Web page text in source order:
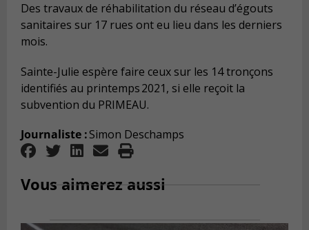
Des travaux de réhabilitation du réseau d’égouts
sanitaires sur 17 rues ont eu lieu dans les derniers
mois.
Sainte-Julie espère faire ceux sur les 14 tronçons
identifiés au printemps 2021, si elle reçoit la
subvention du PRIMEAU.
Journaliste :Simon Deschamps
Vous aimerez aussi